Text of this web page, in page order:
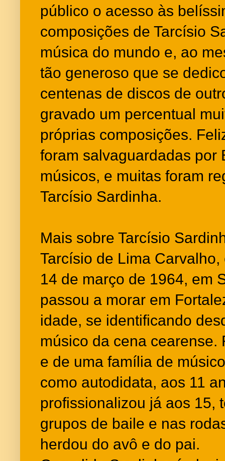
público o acesso às
composições de Tarcísio
música do mundo e, ao
tão generoso que se
centenas de discos de
gravado um percentual
próprias composições.
foram salvaguardadas por
músicos, e muitas foram
Tarcísio Sardinha.
Mais sobre Tarcísio
Tarcísio de Lima
14 de março de 1964, em
passou a morar em
idade, se identificando
músico da cena cearense.
e de uma família de
como autodidata, aos 11
profissionalizou já aos 15,
grupos de baile e nas
herdou do avô e do pai.